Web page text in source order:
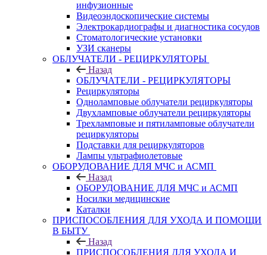
инфузионные
Видеоэндоскопические системы
Электрокардиографы и диагностика сосудов
Стоматологические установки
УЗИ сканеры
ОБЛУЧАТЕЛИ - РЕЦИРКУЛЯТОРЫ
Назад
ОБЛУЧАТЕЛИ - РЕЦИРКУЛЯТОРЫ
Рециркуляторы
Одноламповые облучатели рециркуляторы
Двухламповые облучатели рециркуляторы
Трехламповые и пятиламповые облучатели
рециркуляторы
Подставки для рециркуляторов
Лампы ультрафиолетовые
ОБОРУДОВАНИЕ ДЛЯ МЧС и АСМП
Назад
ОБОРУДОВАНИЕ ДЛЯ МЧС и АСМП
Носилки медицинские
Каталки
ПРИСПОСОБЛЕНИЯ ДЛЯ УХОДА И ПОМОЩИ
В БЫТУ
Назад
ПРИСПОСОБЛЕНИЯ ДЛЯ УХОДА И